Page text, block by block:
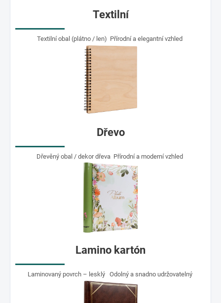
Textilní
Textilní obal (plátno / len) Přírodní a elegantní vzhled
Dřevo
Dřevěný obal / dekor dřeva Přírodní a moderní vzhled
Lamino kartón
Laminovaný povrch – lesklý Odolný a snadno udržovatelný